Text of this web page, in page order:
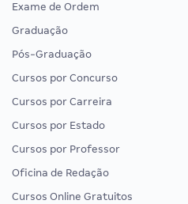
Exame de Ordem
Graduação
Pós-Graduação
Cursos por Concurso
Cursos por Carreira
Cursos por Estado
Cursos por Professor
Oficina de Redação
Cursos Online Gratuitos